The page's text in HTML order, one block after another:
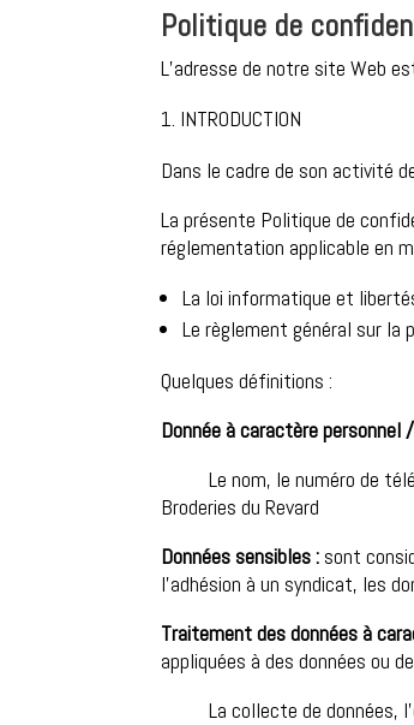
Politique de
L’adresse de notre site Web
INTRODUCTION
Dans le cadre de son activité
La présente Politique de
réglementation applicable en
La loi informatique et
Le règlement général sur la
Quelques définitions :
Donnée à caractère personnel
Le nom, le numéro de
Broderies du Revard
Données sensibles : sont
l’adhésion à un syndicat, les
Traitement des données à
appliquées à des données ou
La collecte de données,